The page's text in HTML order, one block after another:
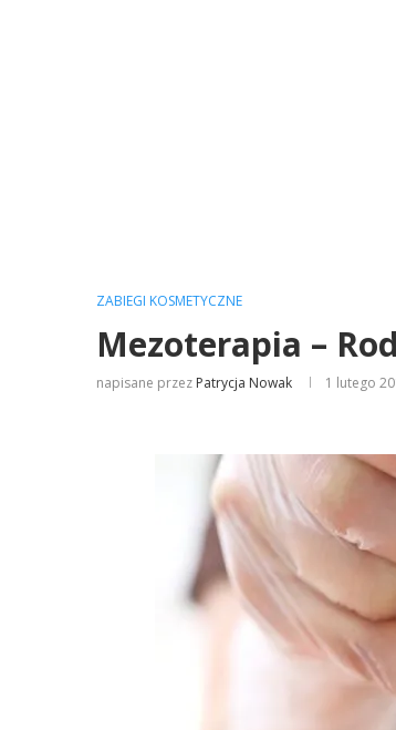
ZABIEGI KOSMETYCZNE
Mezoterapia –
napisane przez Patrycja Nowak 1 lutego